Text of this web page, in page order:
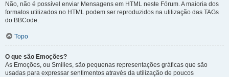
Não, não é possível enviar Mensagens em HTML neste Fórum. A maioria dos
formatos utilizados no HTML podem ser reproduzidos na utilização das TAGs
do BBCode.
Topo
O que são Emoções?
As Emoções, ou Smilies, são pequenas representações gráficas que são
usadas para expressar sentimentos através da utilização de poucos